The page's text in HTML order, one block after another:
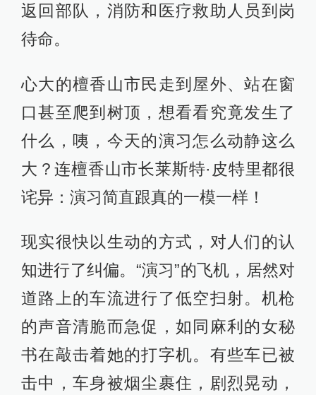
返回部队，消防和医疗救助人员到岗
待命。
心大的檀香山市民走到屋外、站在窗
口甚至爬到树顶，想看看究竟发生了
什么，咦，今天的演习怎么动静这么
大？连檀香山市长莱斯特·皮特里都很
诧异：演习简直跟真的一模一样！
现实很快以生动的方式，对人们的认
知进行了纠偏。“演习”的飞机，居然对
道路上的车流进行了低空扫射。机枪
的声音清脆而急促，如同麻利的女秘
书在敲击着她的打字机。有些车已被
击中，车身被烟尘裹住，剧烈晃动，